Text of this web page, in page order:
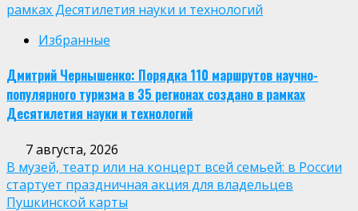
рамках Десятилетия науки и технологий
Избранные
Дмитрий Чернышенко: Порядка 110 маршрутов научно-
популярного туризма в 35 регионах создано в рамках
Десятилетия науки и технологий
7 августа, 2026
В музей, театр или на концерт всей семьей: в России
стартует праздничная акция для владельцев
Пушкинской карты